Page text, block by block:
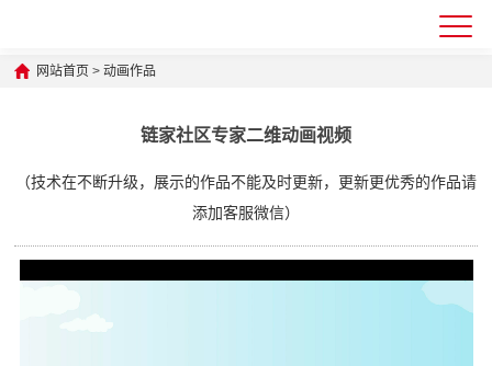
网站首页 >动画作品
链家社区专家二维动画视频
（技术在不断升级，展示的作品不能及时更新，更新更优秀的作品请
添加客服微信）